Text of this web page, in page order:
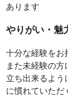
あります
やりがい・魅
十分な経験をお
また未経験の方
立ち出来るよう
に慣れていただ